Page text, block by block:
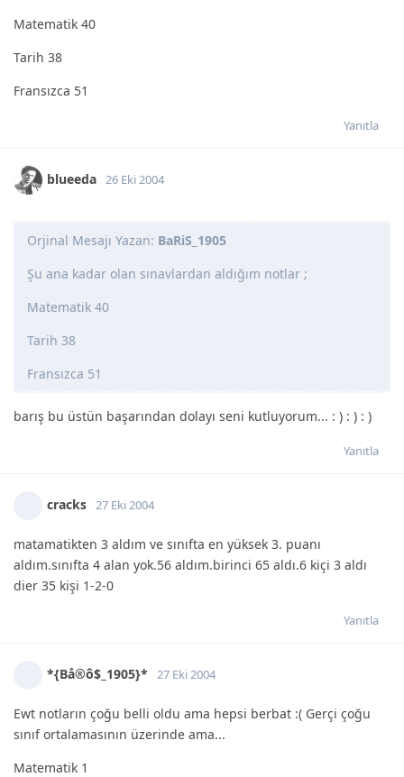
Matematik 40
Tarih 38
Fransızca 51
Yanıtla
blueeda 26 Eki 2004
Orjinal Mesajı Yazan: BaRiS_1905
Şu ana kadar olan sınavlardan aldığım notlar ;
Matematik 40
Tarih 38
Fransızca 51
barış bu üstün başarından dolayı seni kutluyorum... : ) : ) : )
Yanıtla
cracks 27 Eki 2004
matamatikten 3 aldım ve sınıfta en yüksek 3. puanı
aldım.sınıfta 4 alan yok.56 aldım.birinci 65 aldı.6 kiçi 3 aldı
dier 35 kişi 1-2-0
Yanıtla
*{Bå®ô$_1905}* 27 Eki 2004
Ewt notların çoğu belli oldu ama hepsi berbat :( Gerçi çoğu
sınıf ortalamasının üzerinde ama...
Matematik 1